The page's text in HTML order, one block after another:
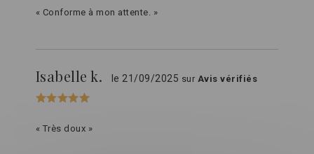
« Conforme à mon attente. »
Isabelle k. le 21/09/2025 sur Avis vérifiés
« Très doux »